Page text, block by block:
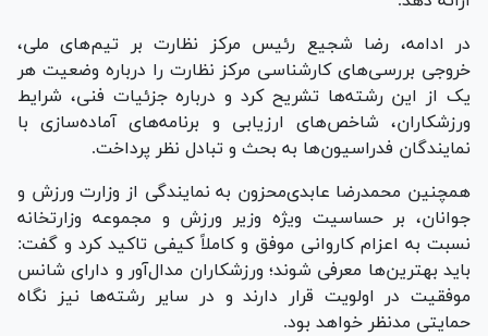
در ادامه، رضا شجیع رئیس مرکز نظارت بر تیم‌های ملی،
خروجی بررسی‌های کارشناسی مرکز نظارت را درباره وضعیت هر
یک از این رشته‌ها تشریح کرد و درباره جزئیات فنی، شرایط
ورزشکاران، شاخص‌های ارزیابی و برنامه‌های آماده‌سازی با
نمایندگان فدراسیون‌ها به بحث و تبادل نظر پرداخت.
همچنین محمدرضا عابدی‌محزون به نمایندگی از وزارت ورزش و
جوانان، بر حساسیت ویژه وزیر ورزش و مجموعه وزارتخانه
نسبت به اعزام کاروانی موفق و کاملاً کیفی تاکید کرد و گفت:
باید بهترین‌ها معرفی شوند؛ ورزشکاران مدال‌آور و دارای شانس
موفقیت در اولویت قرار دارند و در سایر رشته‌ها نیز نگاه
حمایتی مدنظر خواهد بود.